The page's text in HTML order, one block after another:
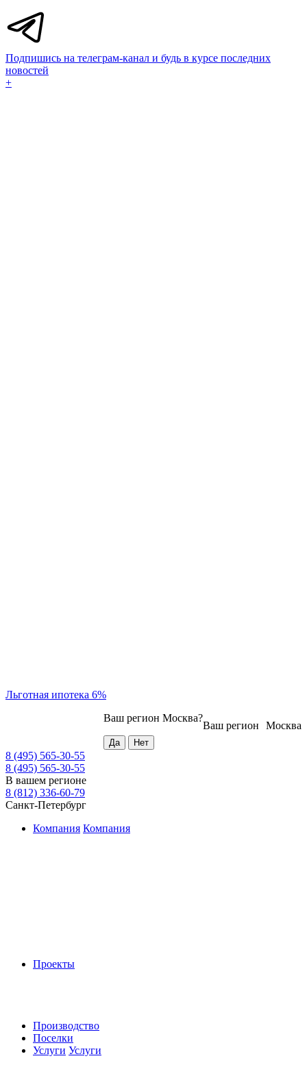
Подпишись на телеграм-канал и будь в курсе последних
новостей
+
Льготная ипотека 6%
Москва
Ваш регион
Ваш регион Москва?
8 (495) 565-30-55
8 (495) 565-30-55
В вашем регионе
8 (812) 336-60-79
Санкт-Петербург
Компания Компания
Проекты
Производство
Поселки
Услуги Услуги